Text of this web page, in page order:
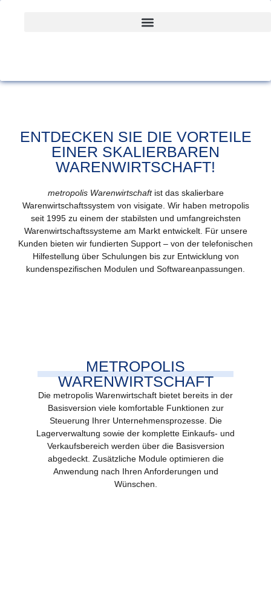
ENTDECKEN SIE DIE VORTEILE
EINER SKALIERBAREN
WARENWIRTSCHAFT!
metropolis Warenwirtschaftist das skalierbare
Warenwirtschaftssystem von visigate. Wir haben metropolis
seit 1995 zu einem der stabilsten und umfangreichsten
Warenwirtschaftssysteme am Markt entwickelt. Für unsere
Kunden bieten wir fundierten Support – von der telefonischen
Hilfestellung über Schulungen bis zur Entwicklung von
kundenspezifischen Modulen und Softwareanpassungen.
METROPOLIS
WARENWIRTSCHAFT
Die metropolis Warenwirtschaft bietet bereits in der
Basisversion viele komfortable Funktionen zur
Steuerung Ihrer Unternehmensprozesse. Die
Lagerverwaltung sowie der komplette Einkaufs- und
Verkaufsbereich werden über die Basisversion
abgedeckt. Zusätzliche Module optimieren die
Anwendung nach Ihren Anforderungen und
Wünschen.